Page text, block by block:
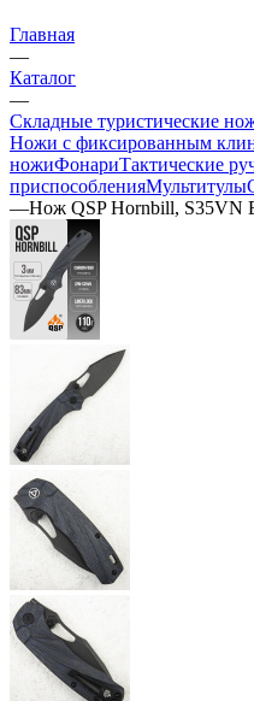
Главная
—
Каталог
—
Складные туристические
Ножи с фиксированным
ножиФонариТактические
приспособленияМультитулы
—Нож QSP Hornbill, S35VN